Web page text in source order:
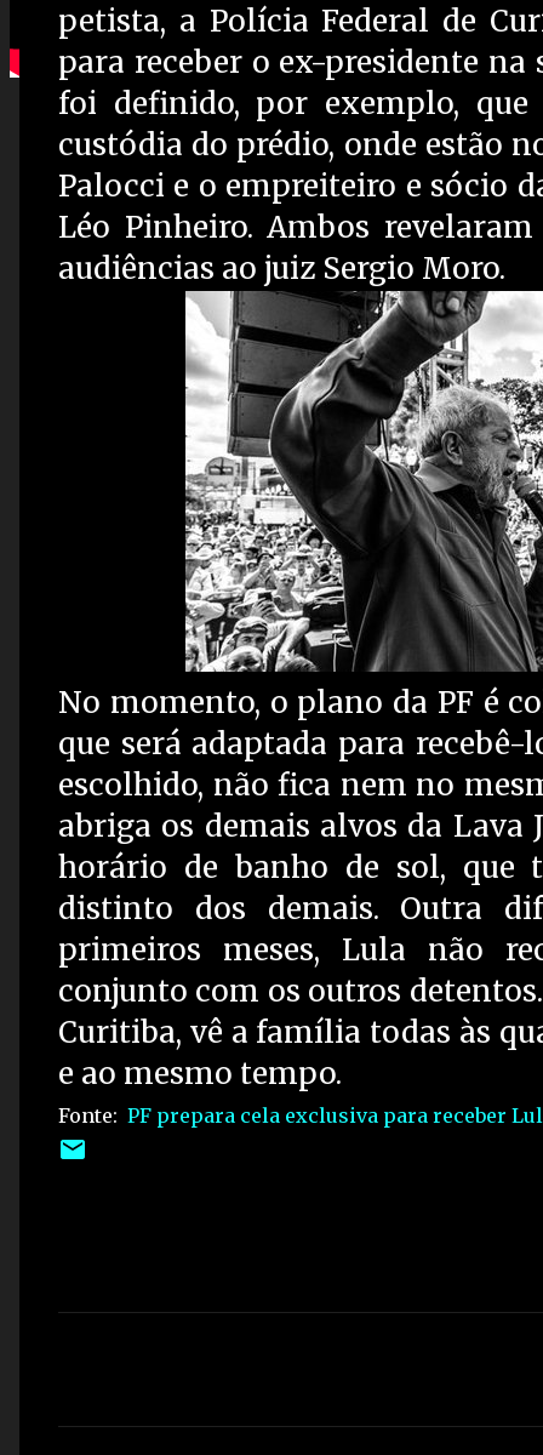
petista, a Polícia Federal de
para receber o ex-presidente na
foi definido, por exemplo,
custódia do prédio, onde estão
Palocci e o empreiteiro e sócio
Léo Pinheiro. Ambos
audiências ao juiz Sergio Moro.
No momento, o plano da PF é
que será adaptada para
escolhido, não fica nem no
abriga os demais alvos da Lava
horário de banho de sol, que
distinto dos demais. Outra
primeiros meses, Lula não
conjunto com os outros detentos.
Curitiba, vê a família todas às
e ao mesmo tempo.
Fonte: PF prepara cela exclusiva para receber